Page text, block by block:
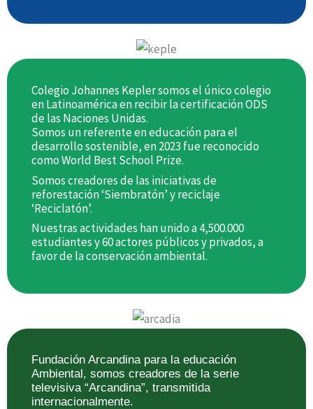
Colegio Johannes Kepler somos el único colegio
en Latinoamérica en recibir la certificación ODS
de las Naciones Unidas.
Somos un referente en educación para el
desarrollo sostenible, en 2023 fue reconocido
como World Best School Prize.
Somos creadores de las iniciativas de
reforestación ‘Siembratón’ y reciclaje
‘Reciclatón’.
Nuestras actividades han unido a 4,500.000
estudiantes y 60 actores públicos y privados, a
favor de la conservación ambiental.
Fundación Arcandina para la educación
Ambiental, somos creadores de la serie
televisiva “Arcandina”, transmitida
internacionalmente.